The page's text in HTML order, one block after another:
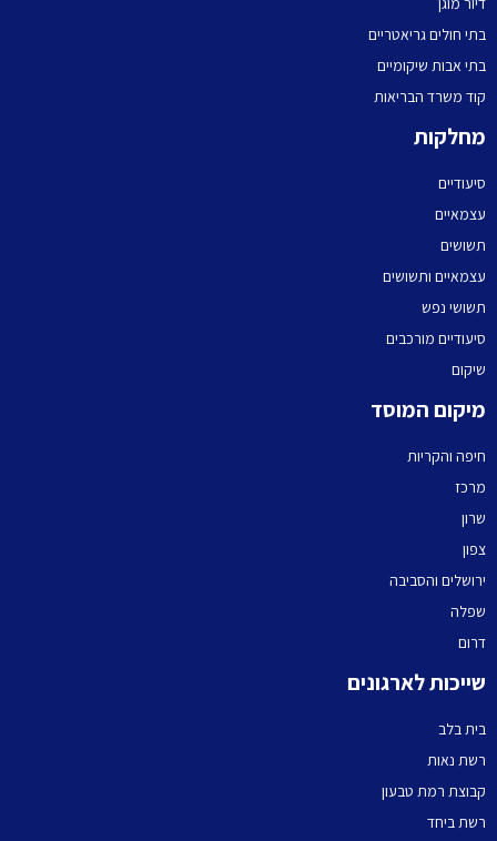
בתי חולים גריאטריים
בתי אבות שיקומיים
קוד משרד הבריאות
מחלקות
סיעודיים
עצמאיים
תשושים
עצמאיים ותשושים
תשושי נפש
סיעודיים מורכבים
שיקום
מיקום המוסד
חיפה והקריות
מרכז
שרון
צפון
ירושלים והסביבה
שפלה
דרום
שייכות לארגונים
בית בלב
רשת נאות
קבוצת רמת טבעון
רשת ביחד